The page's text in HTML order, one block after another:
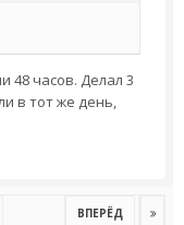
48 часов. Делал 3
в тот же день,
ВПЕРЁД